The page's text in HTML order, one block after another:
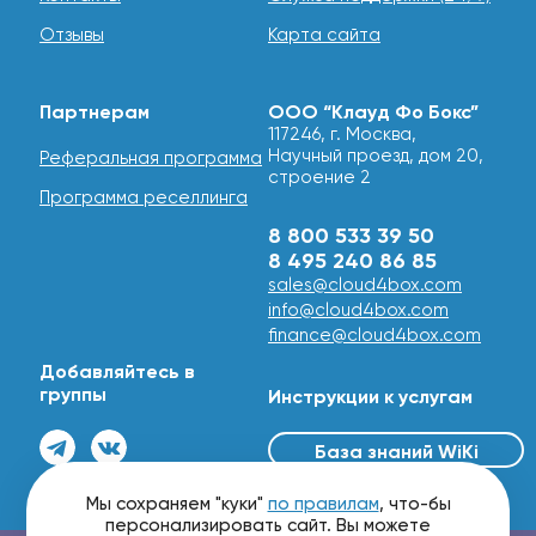
Отзывы
Карта сайта
Партнерам
Реферальная программа
Программа реселлинга
Добавляйтесь в
группы
ООО “Клауд Фо Бокс”
117246, г. Москва,
Научный проезд, дом 20,
строение 2
8 800 533 39 50
8 495 240 86 85
sales@cloud4box.com
info@cloud4box.com
finance@cloud4box.com
Инструкции к услугам
База знаний WiKi
© 2016 - 2026
Мы сохраняем "куки" по правилам, что-бы
персонализировать сайт. Вы можете